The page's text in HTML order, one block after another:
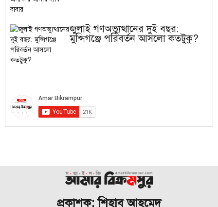
জুলাই গণঅভ্যুত্থানের দুই বছর:
মুন্সিগঞ্জে পরিবর্তন আসলো কতটুকু?
প্রকাশক: শিহাব আহমেদ